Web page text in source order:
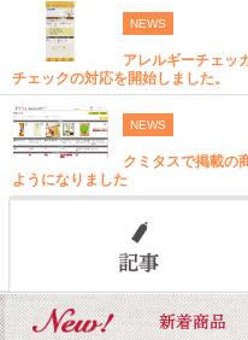
NEWS
アレルギーチェッ
チェックの対応を開始しました。
NEWS
クミタスで掲載の
ようになりました